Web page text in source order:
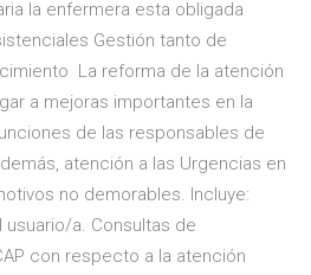
la enfermera esta obligada
Gestión tanto de
La reforma de la atención
a mejoras importantes en la
de las responsables de
atención a las Urgencias en
no demorables. Incluye:
a. Consultas de
con respecto a la atención